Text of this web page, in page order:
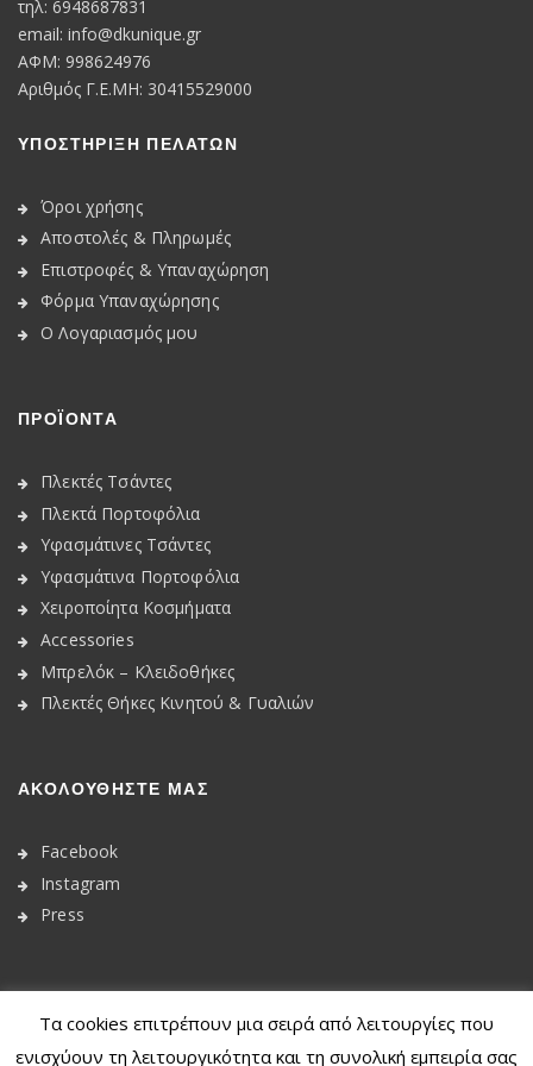
τηλ: 6948687831
email: info@dkunique.gr
ΑΦΜ: 998624976
Αριθμός Γ.Ε.ΜΗ: 30415529000
ΥΠΟΣΤΗΡΙΞΗ ΠΕΛΑΤΩΝ
Όροι χρήσης
Αποστολές & Πληρωμές
Επιστροφές & Υπαναχώρηση
Φόρμα Υπαναχώρησης
Ο Λογαριασμός μου
ΠΡΟΪΟΝΤΑ
Πλεκτές Τσάντες
Πλεκτά Πορτοφόλια
Υφασμάτινες Τσάντες
Υφασμάτινα Πορτοφόλια
Χειροποίητα Κοσμήματα
Accessories
Μπρελόκ – Κλειδοθήκες
Πλεκτές Θήκες Κινητού & Γυαλιών
ΑΚΟΛΟΥΘΉΣΤΕ ΜΑΣ
Facebook
Instagram
Press
© 2020Dkunique
Τα cookies επιτρέπουν μια σειρά από λειτουργίες που
ενισχύουν τη λειτουργικότητα και τη συνολική εμπειρία σας